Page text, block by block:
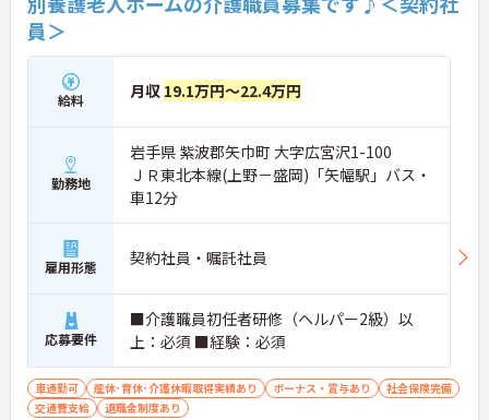
員＞
給料 月収 19.1万円～22.4万円
勤務地
岩手県 紫波郡矢巾町 大字広宮沢1-100
ＪＲ東北本線(上野－盛岡)「矢幅駅」バス・
車12分
雇用形態 契約社員・嘱託社員
応募要件
■介護職員初任者研修（ヘルパー2級）以
上：必須 ■経験：必須
車通勤可 産休･育休･介護休暇取得実績あり ボーナス・賞与あり
社会保険完備
交通費支給
退職金制度あり